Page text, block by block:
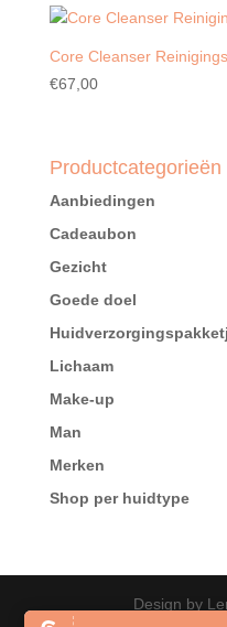
Core Cleanser
€67,00
Productcategorieën
Aanbiedingen
Cadeaubon
Gezicht
Goede doel
Lichaam
Make-up
Man
Merken
Shop per huidtype
Design by